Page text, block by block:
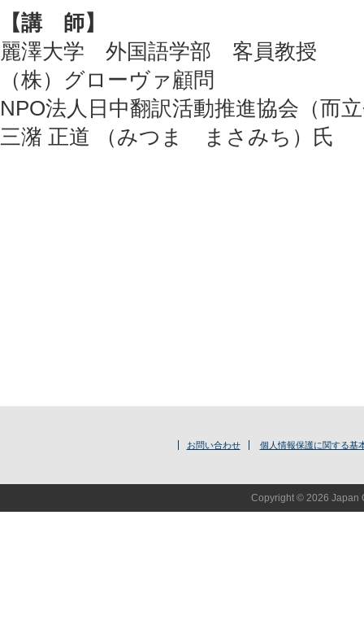
【講 師】
麗澤大学 外国語学部 客員教授
（株）グローヴァ顧問
NPO法人日中翻訳活動推進協会（
三潴 正道 （みつま まさみち）氏
お問い合わせ 個人情報保護に関する基
Copyright © 2026 Japan